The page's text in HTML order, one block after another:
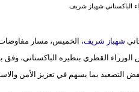
الباكستاني شهباز شريف
شهباز شريف، الخميس، مسار
القطري بنظيره الباكستاني، وفق
التصعيد بما يسهم في تعزيز الأمن